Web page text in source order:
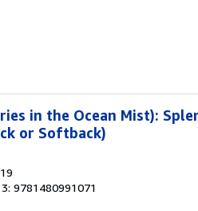
in the Ocean Mist):
or Softback)
9781480991071